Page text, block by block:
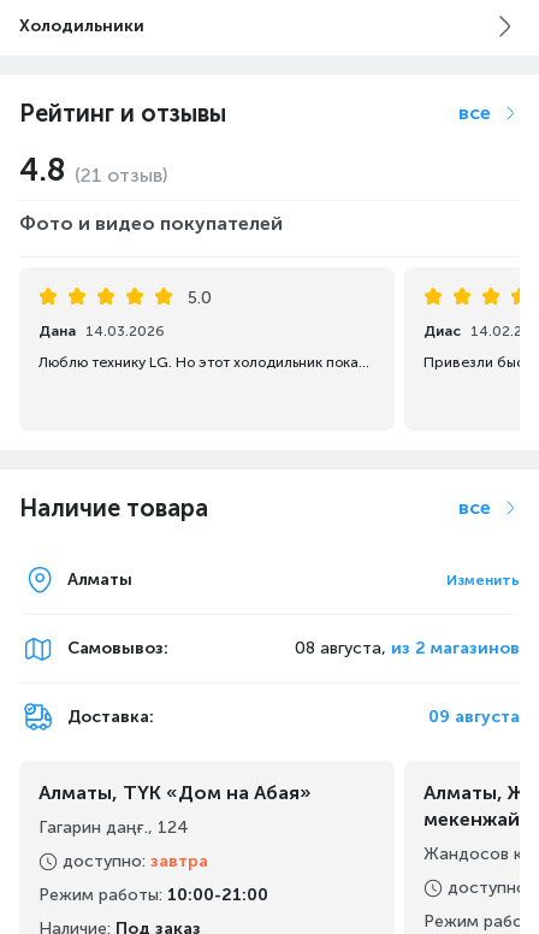
Холодильники
Рейтинг и отзывы все
4.8 (21 отзыв)
Фото и видео покупателей
5.0
Дана
14.03.2026
Люблю технику LG. Но этот холодильник показался немного шумным. По размеру идеально подошел на кухню. Есть функция использования через приложение.
Диас
Наличие товара все
Алматы Изменить
Самовывоз: 08 августа, из 2 магазинов
Доставка: 09 августа
Алматы, ТҮК «Дом на Абая»
Гагарин даңғ., 124
доступно: завтра
Режим работы: 10:00-21:00
Наличие: Под заказ
Алматы,
Жандосов
доступно
Режим